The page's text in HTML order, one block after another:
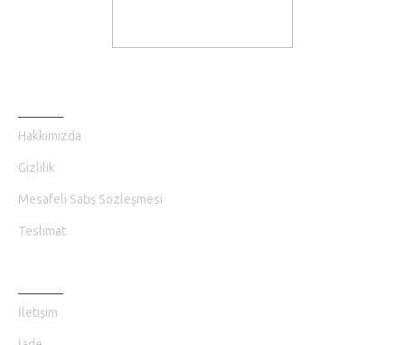
Hakkımızda
Gizlilik
Mesafeli Satış Sözleşmesi
Teslimat
İletişim